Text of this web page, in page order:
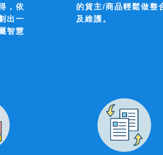
，依
出一
智慧
的貨主/商品輕鬆做整
及維護。